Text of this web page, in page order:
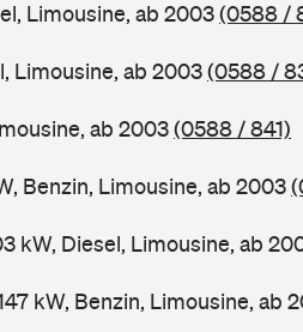
Limousine, ab 2003(0588 /
Limousine, ab 2003(0588 /
ab 2003(0588 / 841)
Benzin, Limousine, ab 2003
kW, Diesel, Limousine, ab
kW, Benzin, Limousine, ab